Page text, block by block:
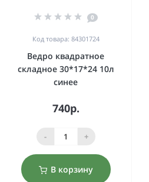
0
Код товара: 84301724
Ведро квадратное
складное 30*17*24 10л
синее
740р.
- +
В корзину